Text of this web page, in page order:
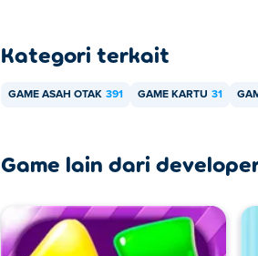
Kategori terkait
GAME ASAH OTAK 391 GAME KARTU 31
Game lain dari